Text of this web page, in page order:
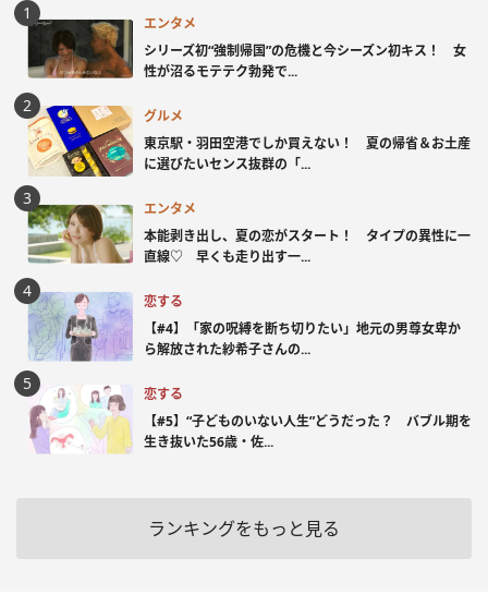
エンタメ
シリーズ初“強制帰国”の危機と今シーズン初キス！ 女
性が沼るモテテク勃発で...
グルメ
東京駅・羽田空港でしか買えない！ 夏の帰省＆お土産
に選びたいセンス抜群の「...
エンタメ
本能剥き出し、夏の恋がスタート！ タイプの異性に一
直線♡ 早くも走り出す一...
恋する
【#4】「家の呪縛を断ち切りたい」地元の男尊女卑か
ら解放された紗希子さんの...
恋する
【#5】“子どものいない人生”どうだった？ バブル期を
生き抜いた56歳・佐...
ランキングをもっと見る